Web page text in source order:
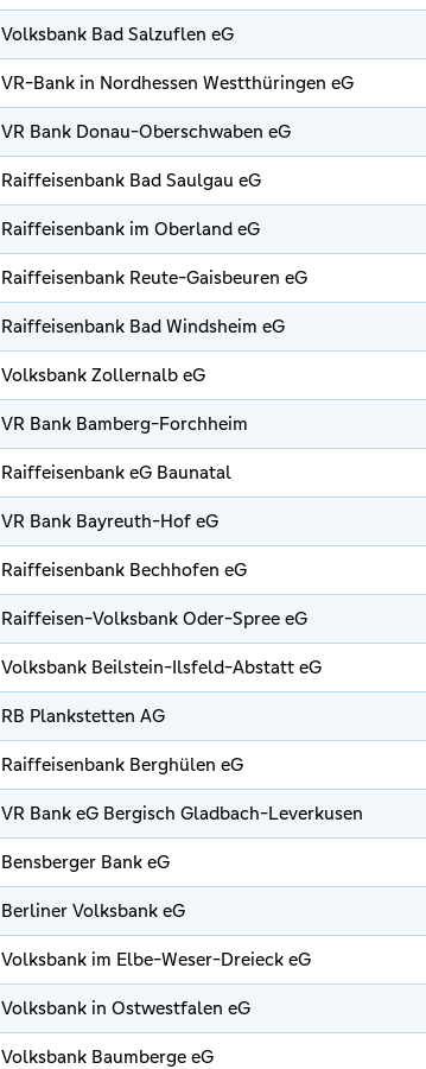
Volksbank Bad Salzuflen eG
VR-Bank in Nordhessen Westthüringen eG
VR Bank Donau-Oberschwaben eG
Raiffeisenbank Bad Saulgau eG
Raiffeisenbank im Oberland eG
Raiffeisenbank Reute-Gaisbeuren eG
Raiffeisenbank Bad Windsheim eG
Volksbank Zollernalb eG
VR Bank Bamberg-Forchheim
Raiffeisenbank eG Baunatal
VR Bank Bayreuth-Hof eG
Raiffeisenbank Bechhofen eG
Raiffeisen-Volksbank Oder-Spree eG
Volksbank Beilstein-Ilsfeld-Abstatt eG
RB Plankstetten AG
Raiffeisenbank Berghülen eG
VR Bank eG Bergisch Gladbach-Leverkusen
Bensberger Bank eG
Berliner Volksbank eG
Volksbank im Elbe-Weser-Dreieck eG
Volksbank in Ostwestfalen eG
Volksbank Baumberge eG